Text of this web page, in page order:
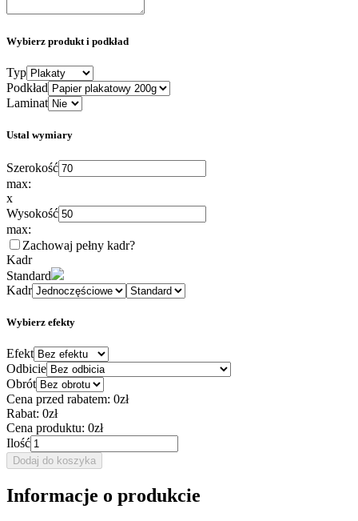
Wybierz produkt i podkład
Typ
Podkład
Laminat
Ustal wymiary
Szerokość
max:
x
Wysokość
max:
Zachowaj pełny kadr?
Kadr
Standard
Kadr
Wybierz efekty
Efekt
Odbicie
Obrót
Cena przed rabatem: 0zł
Rabat: 0zł
Cena produktu: 0zł
Ilość
Dodaj do koszyka
Informacje o produkcie